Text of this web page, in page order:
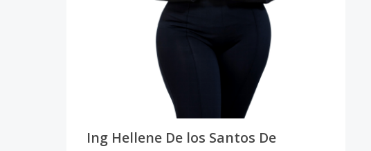
Ing Hellene De los Santos De